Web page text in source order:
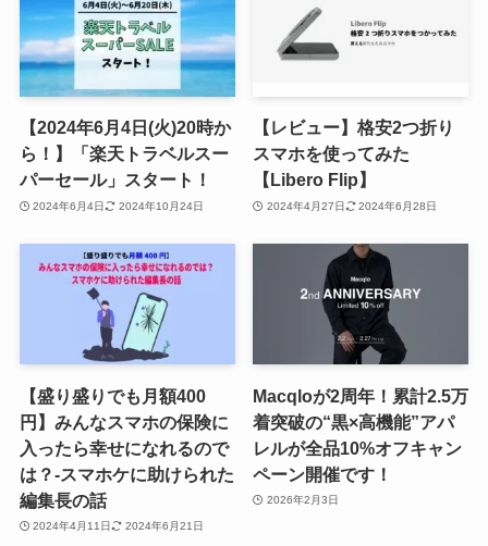
【2024年6月4日(火)20時か
ら！】「楽天トラベルスー
パーセール」スタート！
2024年6月4日 2024年10月24日
【レビュー】格安2つ折り
スマホを使ってみた
【Libero Flip】
2024年4月27日 2024年6月28日
【盛り盛りでも月額400
円】みんなスマホの保険に
入ったら幸せになれるので
は？-スマホケに助けられた
編集長の話
2024年4月11日 2024年6月21日
Macqloが2周年！累計2.5万
着突破の“黒×高機能”アパ
レルが全品10%オフキャン
ペーン開催です！
2026年2月3日